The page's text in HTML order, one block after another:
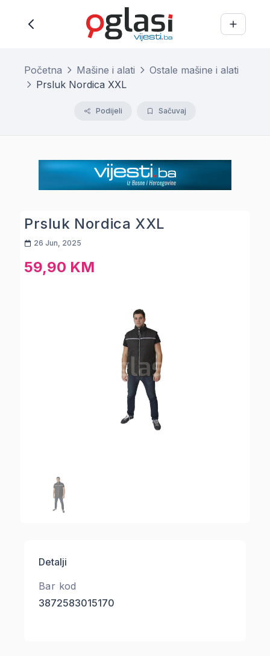
Početna Mašine i alati
Ostale mašine i alati
Prsluk Nordica XXL
Podijeli Sačuvaj
Prsluk Nordica XXL
26 Jun, 2025
59,90 KM
Detalji
Bar kod
3872583015170